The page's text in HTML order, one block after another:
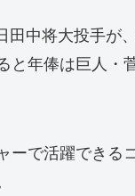
田中将大投手が
と年俸は巨人・
ーで活躍できる